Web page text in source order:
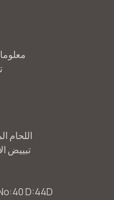
اللحام
تبييض
D:44D